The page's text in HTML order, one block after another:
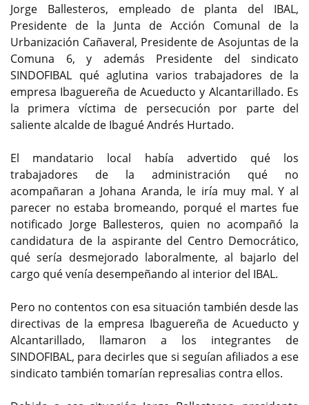
Jorge Ballesteros, empleado de planta del IBAL,
Presidente de la Junta de Acción Comunal de la
Urbanización Cañaveral, Presidente de Asojuntas de la
Comuna 6, y además Presidente del sindicato
SINDOFIBAL qué aglutina varios trabajadores de la
empresa Ibaguereña de Acueducto y Alcantarillado. Es
la primera víctima de persecución por parte del
saliente alcalde de Ibagué Andrés Hurtado.
El mandatario local había advertido qué los
trabajadores de la administración qué no
acompañaran a Johana Aranda, le iría muy mal. Y al
parecer no estaba bromeando, porqué el martes fue
notificado Jorge Ballesteros, quien no acompañó la
candidatura de la aspirante del Centro Democrático,
qué sería desmejorado laboralmente, al bajarlo del
cargo qué venía desempeñando al interior del IBAL.
Pero no contentos con esa situación también desde las
directivas de la empresa Ibaguereña de Acueducto y
Alcantarillado, llamaron a los integrantes de
SINDOFIBAL, para decirles que si seguían afiliados a ese
sindicato también tomarían represalias contra ellos.